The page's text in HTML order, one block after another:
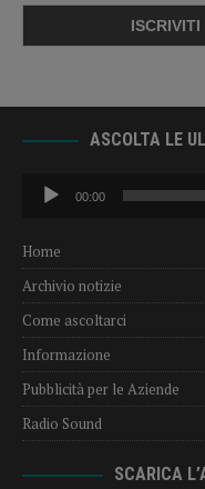
ASCOLTA LE
Audio
Player
00:00
Home
Archivio notizie
Come ascoltarci
Informazione
Pubblicità per le Aziende
Radio Sound
SCARICA